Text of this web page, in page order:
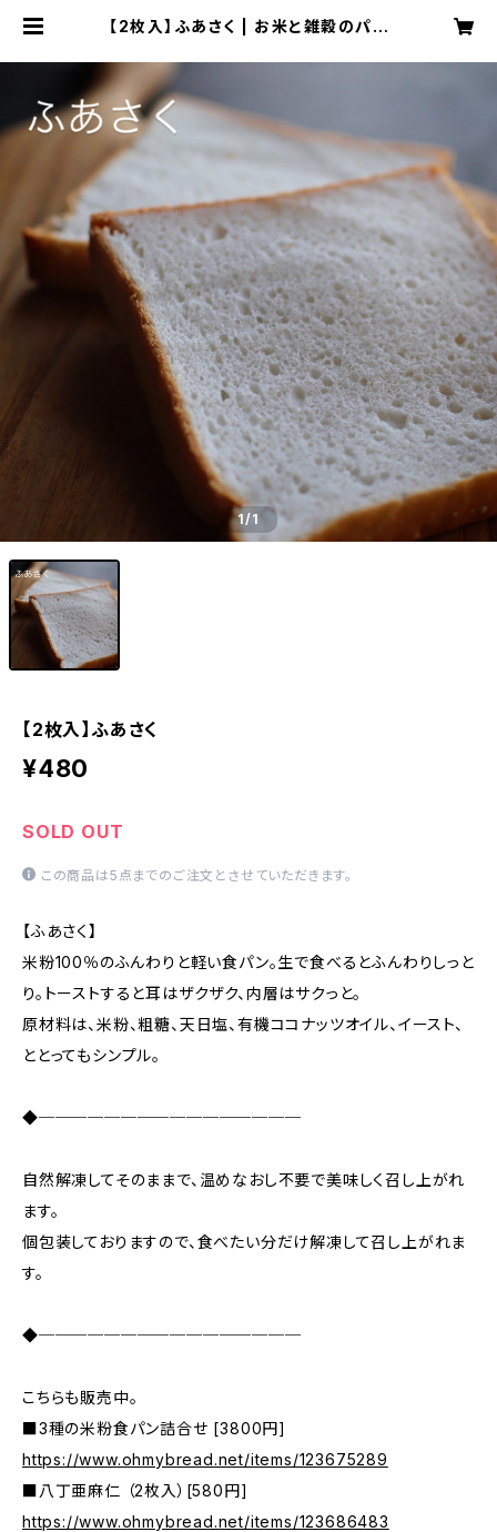
【2枚入】ふあさく | お米と雑穀のパン
1/1
【2枚入】ふあさく
¥480
SOLD OUT
この商品は5点までのご注文とさせていただきます。
【ふあさく】
米粉100％のふんわりと軽い食パン。生で食べるとふんわりしっと
り。トーストすると耳はザクザク、内層はサクっと。
原材料は、米粉、粗糖、天日塩、有機ココナッツオイル、イースト、
ととってもシンプル。
◆────────────────
自然解凍してそのままで、温めなおし不要で美味しく召し上がれ
ます。
個包装しておりますので、食べたい分だけ解凍して召し上がれま
す。
◆────────────────
こちらも販売中。
■3種の米粉食パン詰合せ [3800円]
https://www.ohmybread.net/items/123675289
■八丁亜麻仁 （2枚入）[580円]
https://www.ohmybread.net/items/123686483